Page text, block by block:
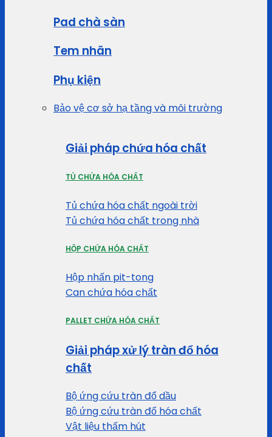
Pad chà sàn
Tem nhãn
Phụ kiện
Bảo vệ cơ sở hạ tầng và môi trường
Giải pháp chứa hóa chất
TỦ CHỨA HÓA CHẤT
Tủ chứa hóa chất ngoài trời
Tủ chứa hóa chất trong nhà
HỘP CHỨA HÓA CHẤT
Hộp nhấn pit-tong
Can chứa hóa chất
PALLET CHỨA HÓA CHẤT
Giải pháp xử lý tràn đổ hóa
chất
Bộ ứng cứu tràn đổ dầu
Bộ ứng cứu tràn đổ hóa chất
Vật liệu thấm hút